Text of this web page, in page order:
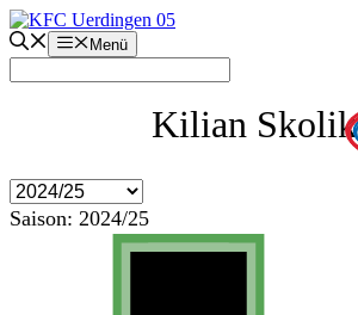
Zum
Inhalt
springen
Menü
Kilian Skolik
Saison: 2024/25